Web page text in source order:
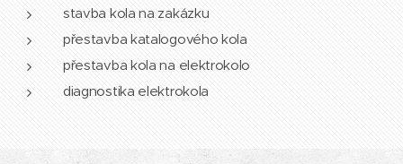
stavba kola na zakázku
přestavba katalogového kola
přestavba kola na elektrokolo
diagnostika elektrokola